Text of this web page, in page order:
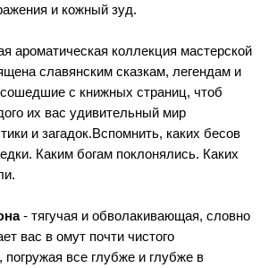
и кожный зуд.
ароматическая коллекция мастерской
славянским сказкам, легендам и
с книжных страниц, чтоб
их вас удивительный мир
и загадок.Вспомнить, каких бесов
Каким богам поклонялись. Каких
- тягучая и обволакивающая, словно
вас в омут почти чистого
все глубже и глубже в